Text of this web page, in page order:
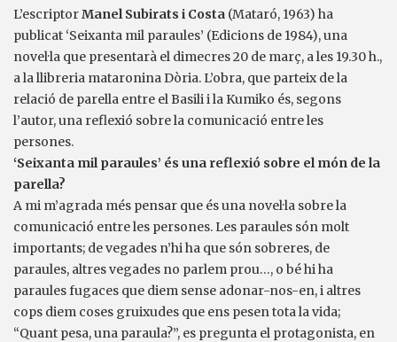
L’escriptorManel Subirats i Costa (Mataró, 1963) ha
publicat ‘Seixanta mil paraules’ (Edicions de 1984), una
novel·la que presentarà el dimecres 20 de març, a les 19.30 h.,
a la llibreria mataronina Dòria. L’obra, que parteix de la
relació de parella entre el Basili i la Kumiko és, segons
l’autor, una reflexió sobre la comunicació entre les
persones.
‘Seixanta mil paraules’ és una reflexió sobre el món de la
parella?
A mi m’agrada més pensar que és una novel·la sobre la
comunicació entre les persones. Les paraules són molt
importants; de vegades n’hi ha que són sobreres, de
paraules, altres vegades no parlem prou…, o bé hi ha
paraules fugaces que diem sense adonar-nos-en, i altres
cops diem coses gruixudes que ens pesen tota la vida;
“Quant pesa, una paraula?”, es pregunta el protagonista, en